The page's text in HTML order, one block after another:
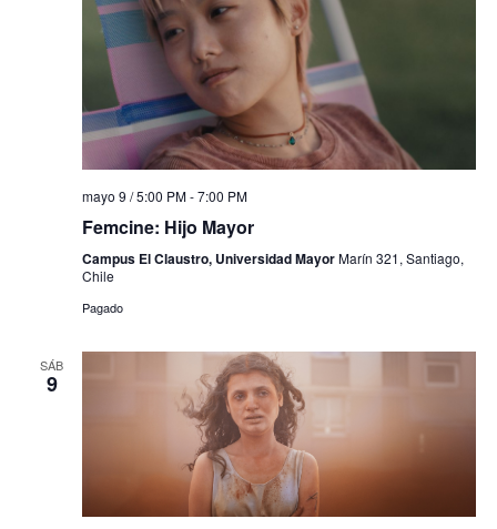
mayo 9 / 5:00 PM-7:00 PM
Femcine: Hijo Mayor
Campus El Claustro, Universidad MayorMarín 321, Santiago,
Chile
Pagado
SÁB
9